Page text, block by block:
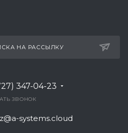
НА РАССЫЛКУ
347-04-23
ЗВОНОК
systems.cloud